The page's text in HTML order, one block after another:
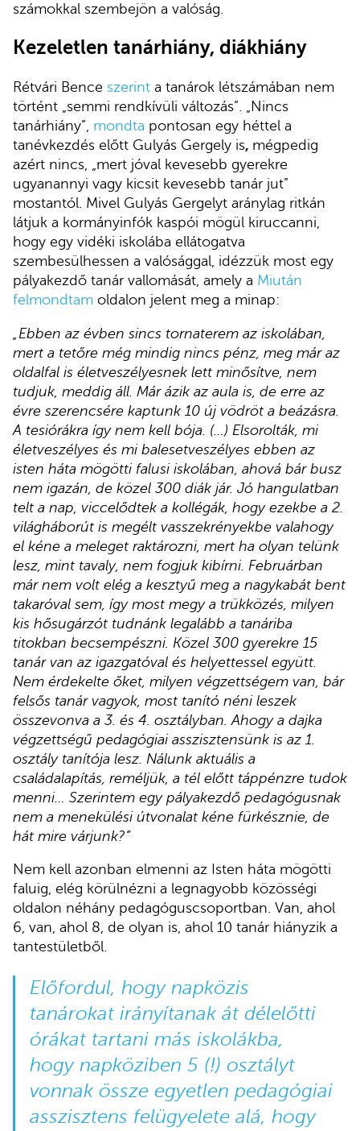
számokkal szembejön a valóság.
Kezeletlen tanárhiány, diákhiány
Rétvári Bence szerint a tanárok létszámában nem
történt „semmi rendkívüli változás”. „Nincs
tanárhiány”, mondta pontosan egy héttel a
tanévkezdés előtt Gulyás Gergely is, mégpedig
azért nincs, „mert jóval kevesebb gyerekre
ugyanannyi vagy kicsit kevesebb tanár jut”
mostantól. Mivel Gulyás Gergelyt aránylag ritkán
látjuk a kormányinfók kaspói mögül kiruccanni,
hogy egy vidéki iskolába ellátogatva
szembesülhessen a valósággal, idézzük most egy
pályakezdő tanár vallomását, amely a Miután
felmondtam oldalon jelent meg a minap:
„Ebben az évben sincs tornaterem az iskolában,
mert a tetőre még mindig nincs pénz, meg már az
oldalfal is életveszélyesnek lett minősítve, nem
tudjuk, meddig áll. Már ázik az aula is, de erre az
évre szerencsére kaptunk 10 új vödröt a beázásra.
A tesiórákra így nem kell bója. (…) Elsorolták, mi
életveszélyes és mi balesetveszélyes ebben az
isten háta mögötti falusi iskolában, ahová bár busz
nem igazán, de közel 300 diák jár. Jó hangulatban
telt a nap, viccelődtek a kollégák, hogy ezekbe a 2.
világháborút is megélt vasszekrényekbe valahogy
el kéne a meleget raktározni, mert ha olyan telünk
lesz, mint tavaly, nem fogjuk kibírni. Februárban
már nem volt elég a kesztyű meg a nagykabát bent
takaróval sem, így most megy a trükközés, milyen
kis hősugárzót tudnánk legalább a tanáriba
titokban becsempészni. Közel 300 gyerekre 15
tanár van az igazgatóval és helyettessel együtt.
Nem érdekelte őket, milyen végzettségem van, bár
felsős tanár vagyok, most tanító néni leszek
összevonva a 3. és 4. osztályban. Ahogy a dajka
végzettségű pedagógiai asszisztensünk is az 1.
osztály tanítója lesz. Nálunk aktuális a
családalapítás, reméljük, a tél előtt táppénzre tudok
menni… Szerintem egy pályakezdő pedagógusnak
nem a menekülési útvonalat kéne fürkésznie, de
hát mire várjunk?”
Nem kell azonban elmenni az Isten háta mögötti
faluig, elég körülnézni a legnagyobb közösségi
oldalon néhány pedagóguscsoportban. Van, ahol
6, van, ahol 8, de olyan is, ahol 10 tanár hiányzik a
tantestületből.
Előfordul, hogy napközis
tanárokat irányítanak át délelőtti
órákat tartani más iskolákba,
hogy napköziben 5 (!) osztályt
vonnak össze egyetlen pedagógiai
asszisztens felügyelete alá, hogy